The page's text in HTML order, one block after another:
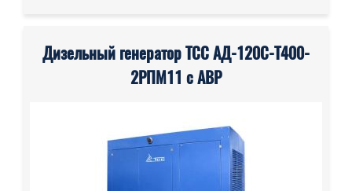
Дизельный генератор ТСС АД-120С-Т400-
2РПМ11 с АВР